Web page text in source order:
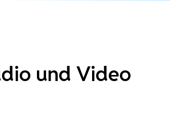
und Video